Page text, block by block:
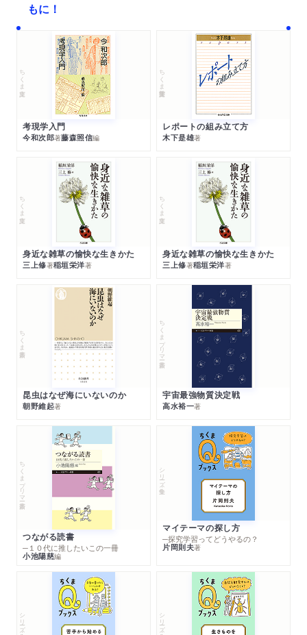
もに！
ちくま文庫
考現学入門
今和次郎著藤森照信編
ちくま学芸文庫
レポートの組み立て方
木下是雄著
ちくま文庫
身近な雑草の愉快な生きかた
三上修著稲垣栄洋著
ちくま文庫
身近な雑草の愉快な生きかた
三上修著稲垣栄洋著
ちくま新書
昆虫はなぜ海にいないのか
朝野維起著
ちくまプリマー新書
宇宙最強物質決定戦
高水裕一著
ちくまプリマー新書
つながる読書
─１０代に推したいこの一冊
小池陽慈編
シリーズ・全集
マイテーマの探し方
─探究学習ってどうやるの？
片岡則夫著
シリーズ・全集 シリーズ・全集